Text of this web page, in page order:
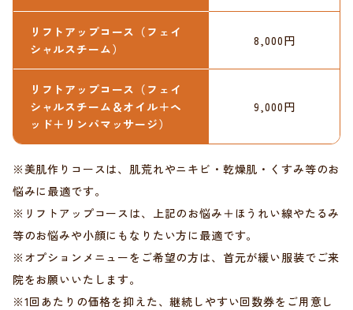
リフトアップコース（フェイ
シャルスチーム）
8,000円
リフトアップコース（フェイ
シャルスチーム＆オイル＋ヘ
ッド＋リンパマッサージ）
9,000円
※美肌作りコースは、肌荒れやニキビ・乾燥肌・くすみ等のお
悩みに最適です。
※リフトアップコースは、上記のお悩み＋ほうれい線やたるみ
等のお悩みや小顔にもなりたい方に最適です。
※オプションメニューをご希望の方は、首元が緩い服装でご来
院をお願いいたします。
※1回あたりの価格を抑えた、継続しやすい回数券をご用意し